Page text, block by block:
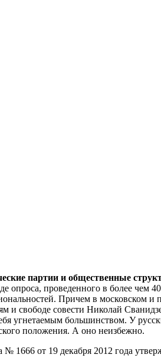
партии и общественные
проведенного в более чем
Причем в московском и
совести Николай
угнетаемым большинством. У
положения. А оно неизбежно.
от 19 декабря 2012 года